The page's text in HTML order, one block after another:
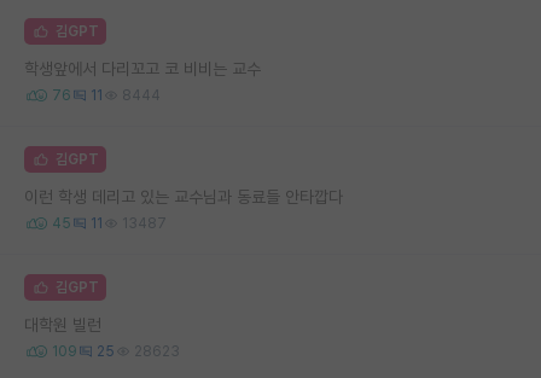
김GPT
학생앞에서 다리꼬고 코 비비는 교수
76 11 8444
김GPT
이런 학생 데리고 있는 교수님과 동료들 안타깝다
45 11 13487
김GPT
대학원 빌런
109 25 28623